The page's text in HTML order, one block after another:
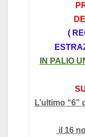
(
ESTR
IN PALIO
L’ultimo
il 16